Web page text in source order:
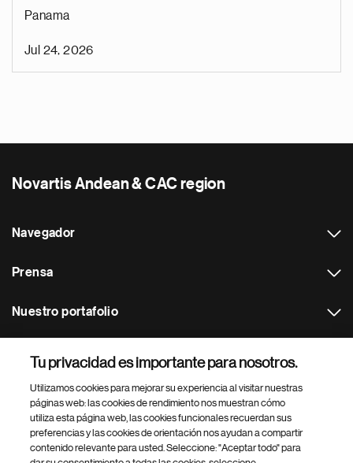
Panama
Jul 24, 2026
Novartis Andean & CAC region
Navegador
Prensa
Nuestro portafolio
Footer Site Search
Tu privacidad es importante para nosotros.
Utilizamos cookies para mejorar su experiencia al visitar nuestras
páginas web: las cookies de rendimiento nos muestran cómo
utiliza esta página web, las cookies funcionales recuerdan sus
preferencias y las cookies de orientación nos ayudan a compartir
contenido relevante para usted. Seleccione: "Aceptar todo" para